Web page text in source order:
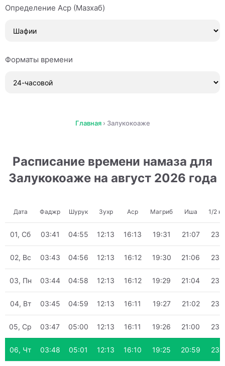
Определение Аср (Мазхаб)
Форматы времени
Главная› Залукокоаже
Расписание времени намаза для
Залукокоаже на август 2026 года
Дата Фаджр Шурук Зухр Аср Магриб Иша 1/2
01, Сб 03:41 04:55 12:13 16:13 19:31 21:07
02, Вс 03:43 04:56 12:13 16:12 19:30 21:06
03, Пн 03:44 04:58 12:13 16:12 19:29 21:04
04, Вт 03:45 04:59 12:13 16:11 19:27 21:02
05, Ср 03:47 05:00 12:13 16:11 19:26 21:00
06, Чт 03:48 05:01 12:13 16:10 19:25 20:59